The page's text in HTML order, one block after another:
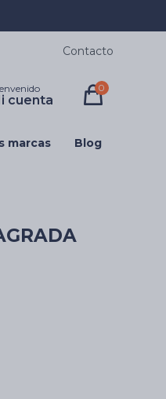
marcas Blog
0
Contacto